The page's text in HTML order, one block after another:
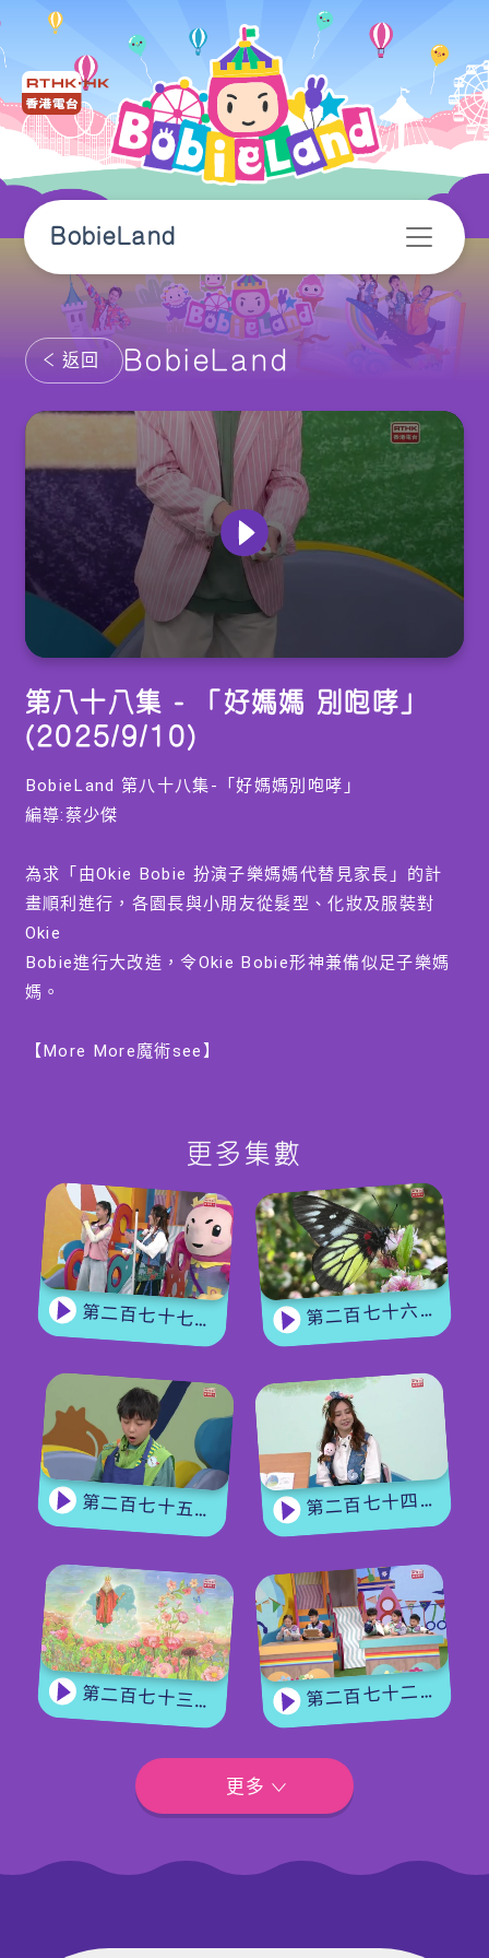
BobieLand
返回 BobieLand
of
0
seconds
第八十八集 - 「好媽媽 別咆哮」
(2025/9/10)
BobieLand 第八十八集-「好媽媽別咆哮」
編導:蔡少傑
為求「由Okie Bobie 扮演子樂媽媽代替見家長」的計
畫順利進行，各園長與小朋友從髮型、化妝及服裝對
Okie
Bobie進行大改造，令Okie Bobie形神兼備似足子樂媽
媽。
【More More魔術see】
【手作EASY JOB】
圖媽媽與圖圖了解到大家的衝突源於溝通的面向不同，
本星期的『手作EASY JOB』將由圖圖母子決定教大家
製作一幅從不同角度觀看，會有不同效果的神奇畫作。
更多集數
第二百七十七集 - 【玩轉星期五】 蝴蝶變變變 第二百七十六集 - 【嘉賓來了】 蝴蝶專家
第二百七十五集 - 【手作Easy Job】 盆栽磨菇 【Yummy Time】仲夏蝴蝶粉 第二百七十四集 - 《花神的獎勵》下集
第二百七十三集 - 《花神的獎勵》上集 第二百七十二集 - 【玩轉星期五】眼力大挑戰
更多